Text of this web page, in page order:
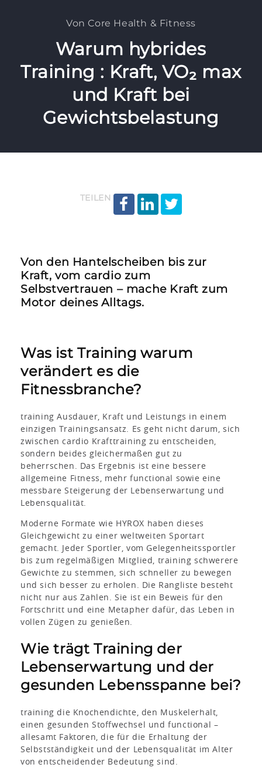
Von Core Health & Fitness
Warum hybrides
Training : Kraft, VO₂ max
und Kraft bei
Gewichtsbelastung
TEILEN
Von den Hantelscheiben bis zur
Kraft, vom cardio zum
Selbstvertrauen – mache Kraft zum
Motor deines Alltags.
Was ist Training warum
verändert es die
Fitnessbranche?
trainingAusdauer, Kraft und Leistungs ineinem
einzigen Trainingsansatz. Es geht nicht darum, sich
zwischen cardio Krafttraining zu entscheiden,
sondern beides gleichermaßen gut zu
beherrschen. Das Ergebnis ist eine bessere
allgemeine Fitness, mehr functional sowie eine
messbare Steigerung der Lebenserwartung und
Lebensqualität.
Moderne Formate wie HYROX haben dieses
Gleichgewicht zu einer weltweiten Sportart
gemacht. Jeder Sportler, vom Gelegenheitssportler
bis zum regelmäßigen Mitglied, training schwerere
Gewichte zu stemmen, sich schneller zu bewegen
und sich besser zu erholen. Die Rangliste besteht
nicht nur aus Zahlen. Sie ist ein Beweis für den
Fortschritt und eine Metapher dafür, das Leben in
vollen Zügen zu genießen.
Wie trägt Training der
Lebenserwartung und der
gesunden Lebensspanne bei?
training die Knochendichte, den Muskelerhalt,
einen gesunden Stoffwechsel und functional –
allesamt Faktoren, die für die Erhaltung der
Selbstständigkeit und der Lebensqualität im Alter
von entscheidender Bedeutung sind.